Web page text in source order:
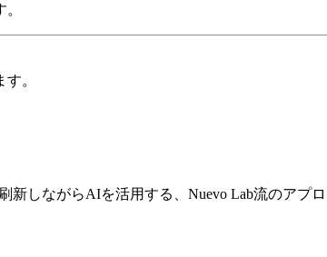
。
しながらAIを活用する、Nuevo Lab流のアプ